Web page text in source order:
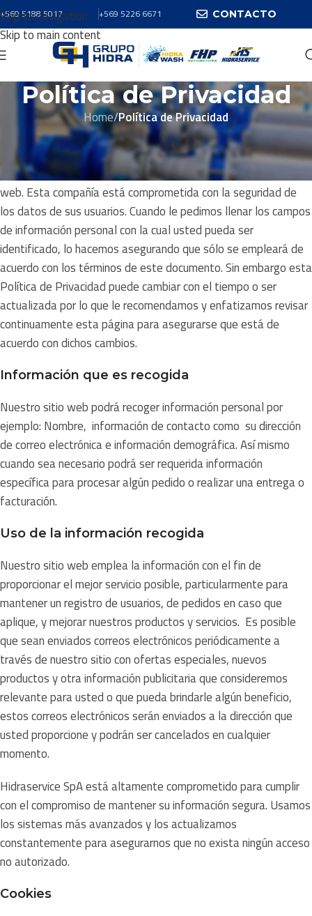
Skip to navigation
Skip to main content
+569 5188 5017 +569 5226 6671 CONTACTO
Política de Privacidad
Home/Política de Privacidad
El presente Política de Privacidad establece los términos en
que Hidraservice SpA usa y protege la información que es
proporcionada por sus usuarios al momento de utilizar su sitio
web. Esta compañía está comprometida con la seguridad de
los datos de sus usuarios. Cuando le pedimos llenar los campos
de información personal con la cual usted pueda ser
identificado, lo hacemos asegurando que sólo se empleará de
acuerdo con los términos de este documento. Sin embargo esta
Política de Privacidad puede cambiar con el tiempo o ser
actualizada por lo que le recomendamos y enfatizamos revisar
continuamente esta página para asegurarse que está de
acuerdo con dichos cambios.
Información que es recogida
Nuestro sitio web podrá recoger información personal por
ejemplo: Nombre, información de contacto como su dirección
de correo electrónica e información demográfica. Así mismo
cuando sea necesario podrá ser requerida información
específica para procesar algún pedido o realizar una entrega o
facturación.
Uso de la información recogida
Nuestro sitio web emplea la información con el fin de
proporcionar el mejor servicio posible, particularmente para
mantener un registro de usuarios, de pedidos en caso que
aplique, y mejorar nuestros productos y servicios. Es posible
que sean enviados correos electrónicos periódicamente a
través de nuestro sitio con ofertas especiales, nuevos
productos y otra información publicitaria que consideremos
relevante para usted o que pueda brindarle algún beneficio,
estos correos electrónicos serán enviados a la dirección que
usted proporcione y podrán ser cancelados en cualquier
momento.
Hidraservice SpA está altamente comprometido para cumplir
con el compromiso de mantener su información segura. Usamos
los sistemas más avanzados y los actualizamos
constantemente para asegurarnos que no exista ningún acceso
no autorizado.
Cookies